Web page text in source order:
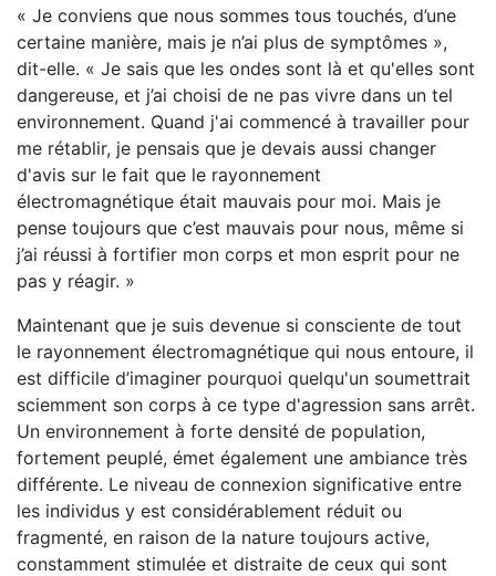
« Je conviens que nous sommes tous touchés, d’une
certaine manière, mais je n’ai plus de symptômes »,
dit-elle. « Je sais que les ondes sont là et qu'elles sont
dangereuse, et j’ai choisi de ne pas vivre dans un tel
environnement. Quand j'ai commencé à travailler pour
me rétablir, je pensais que je devais aussi changer
d'avis sur le fait que le rayonnement
électromagnétique était mauvais pour moi. Mais je
pense toujours que c’est mauvais pour nous, même si
j’ai réussi à fortifier mon corps et mon esprit pour ne
pas y réagir. »
Maintenant que je suis devenue si consciente de tout
le rayonnement électromagnétique qui nous entoure, il
est difficile d’imaginer pourquoi quelqu'un soumettrait
sciemment son corps à ce type d'agression sans arrêt.
Un environnement à forte densité de population,
fortement peuplé, émet également une ambiance très
différente. Le niveau de connexion significative entre
les individus y est considérablement réduit ou
fragmenté, en raison de la nature toujours active,
constamment stimulée et distraite de ceux qui sont